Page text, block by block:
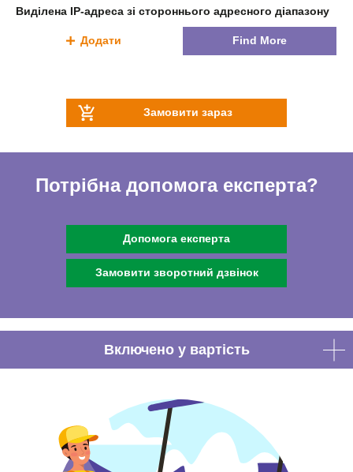
Виділена IP-адреса зі стороннього адресного діапазону
Додати Find More
Замовити зараз
Потрібна допомога експерта?
Допомога експерта
Замовити зворотний дзвінок
Включено у вартість